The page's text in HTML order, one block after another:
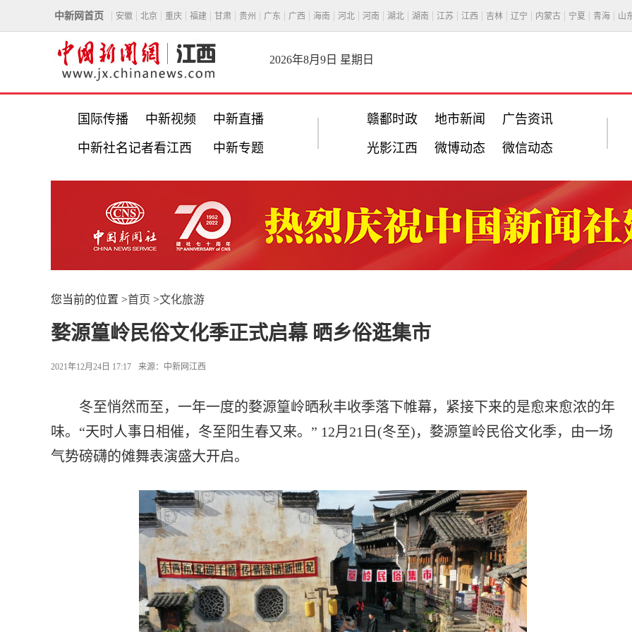
中新网首页 安徽 北京 重庆 福建 甘肃 贵州 广东 广西 海南 河北 河南 湖北 湖南 江苏 江西 吉林 辽宁 内蒙古 宁夏 青海 山
2026年8月9日 星期日
国际传播 中新视频 中新直播
中新社名记者看江西 中新专题
赣鄱时政 地市新闻 广告资讯
光影江西 微博动态 微信动态
您当前的位置 >首页 >文化旅游
婺源篁岭民俗文化季正式启幕 晒乡俗逛集市
2021年12月24日 17:17 来源： 中新网江西
冬至悄然而至，一年一度的婺源篁岭晒秋丰收季落下帷幕，紧接下来的是愈来愈浓的年
味。“天时人事日相催，冬至阳生春又来。” 12月21日(冬至)，婺源篁岭民俗文化季，由一场
气势磅礴的傩舞表演盛大开启。